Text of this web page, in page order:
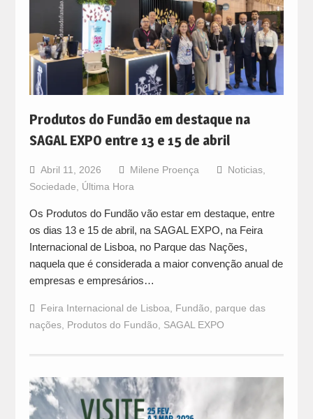
Produtos do Fundão em destaque na
SAGAL EXPO entre 13 e 15 de abril
Abril 11, 2026 Milene Proença Noticias,
Sociedade
Última Hora
Os Produtos do Fundão vão estar em destaque, entre
os dias 13 e 15 de abril, na SAGAL EXPO, na Feira
Internacional de Lisboa, no Parque das Nações,
naquela que é considerada a maior convenção anual de
empresas e empresários…
Feira Internacional de Lisboa Fundão
parque das
nações, Produtos do Fundão SAGAL EXPO